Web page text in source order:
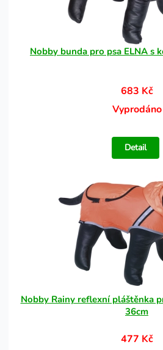
Nobby bunda pro psa ELNA s
683 Kč
Vyprodáno
Detail
Nobby Rainy reflexní pláštěnka
36cm
477 Kč